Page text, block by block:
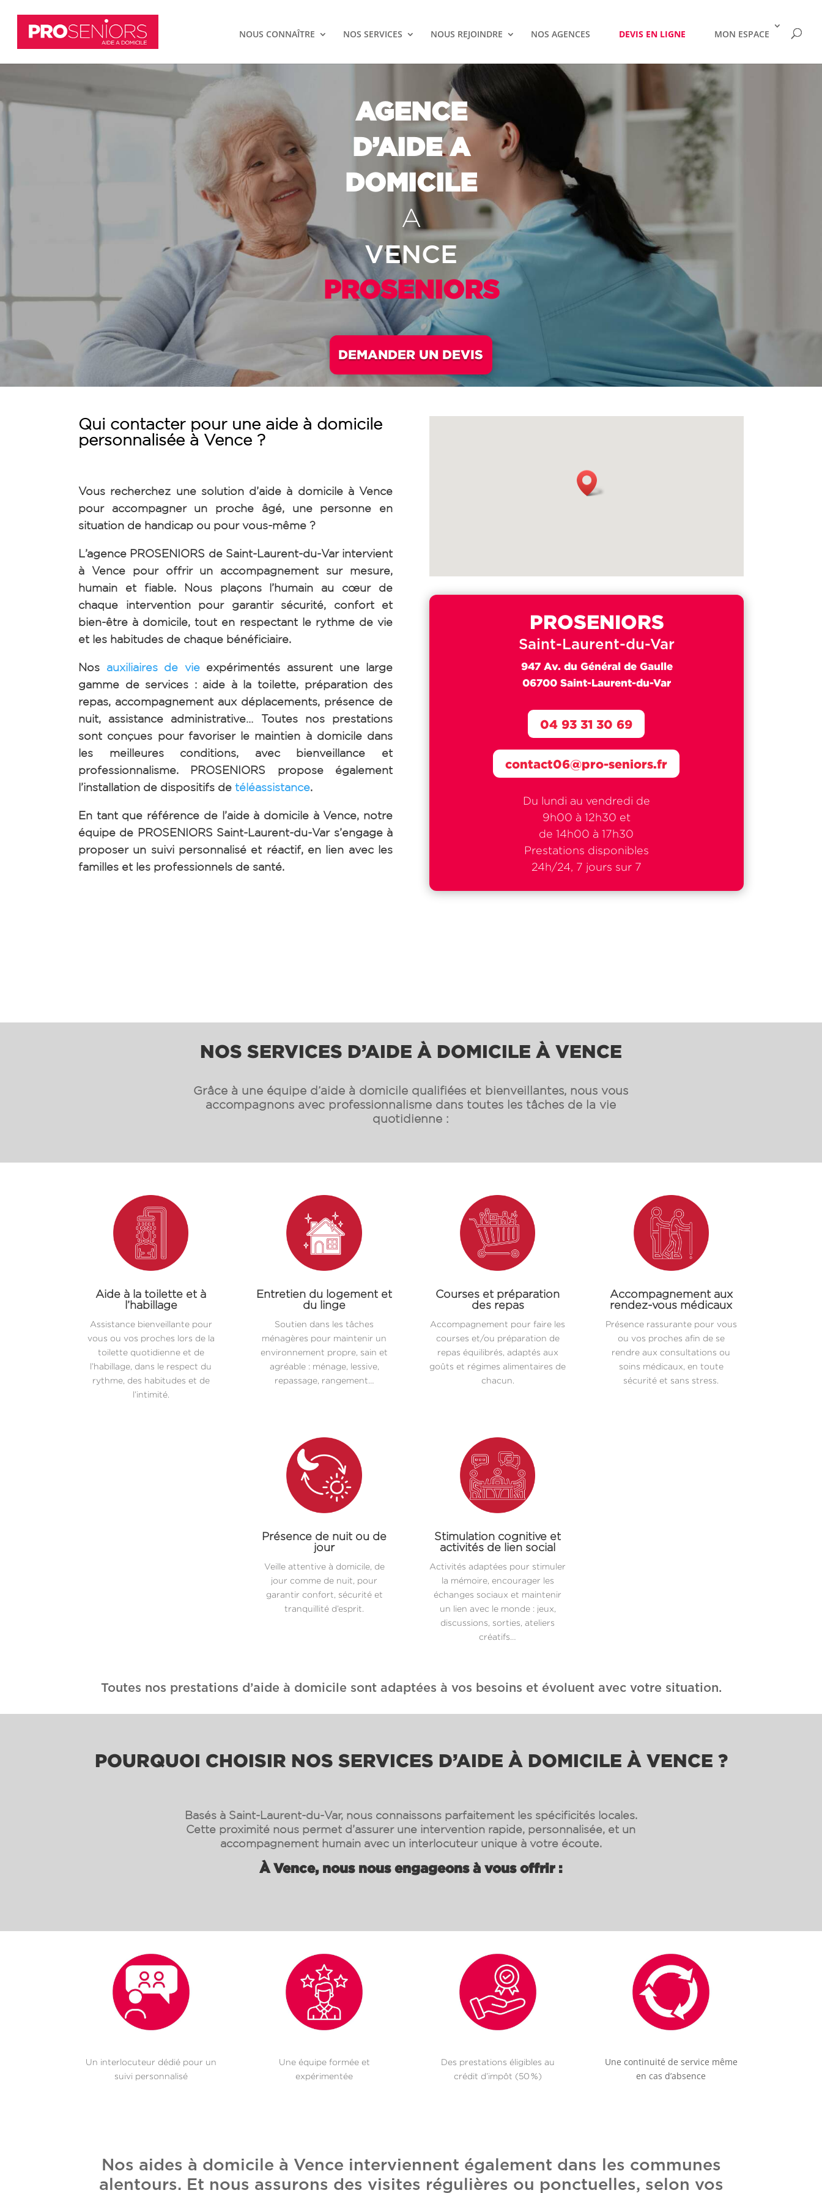
NOUS CONNAÎTRE NOS SERVICES NOUS REJOINDRE NOS AGENCES DEVIS EN LIGNE MON ESPACE
AGENCE
D’AIDE A
DOMICILE
A
VENCE
PROSENIORS
DEMANDER UN DEVIS
Qui contacter pour une aide à domicile
personnalisée à Vence ?
Vous recherchez une solution d’aide à domicile à Vence
pour accompagner un proche âgé, une personne en
situation de handicap ou pour vous-même ?
L’agence PROSENIORS de Saint-Laurent-du-Var intervient
à Vence pour offrir un accompagnement sur mesure,
humain et fiable. Nous plaçons l’humain au cœur de
chaque intervention pour garantir sécurité, confort et
bien-être à domicile, tout en respectant le rythme de vie
et les habitudes de chaque bénéficiaire.
Nos auxiliaires de vieexpérimentés assurent une large
gamme de services : aide à la toilette, préparation des
repas, accompagnement aux déplacements, présence de
nuit, assistance administrative… Toutes nos prestations
sont conçues pour favoriser le maintien à domicile dans
les meilleures conditions, avec bienveillance et
professionnalisme. PROSENIORS propose également
l’installation de dispositifs de téléassistance.
En tant que référence de l’aide à domicile à Vence, notre
équipe de PROSENIORS Saint-Laurent-du-Var s’engage à
proposer un suivi personnalisé et réactif, en lien avec les
familles et les professionnels de santé.
PROSENIORS
Saint-Laurent-du-Var
947 Av. du Général de Gaulle
06700 Saint-Laurent-du-Var
Du lundi au vendredi de
9h00 à 12h30 et
de 14h00 à 17h30
Prestations disponibles
24h/24, 7 jours sur 7
contact06@pro-seniors.fr
04 93 31 30 69
NOS SERVICES D’AIDE À DOMICILE À VENCE
Grâce à une équipe d’aide à domicile qualifiées et bienveillantes, nous vous
accompagnons avec professionnalisme dans toutes les tâches de la vie
quotidienne :
Aide à la toilette et à
l’habillage
Assistance bienveillante pour
vous ou vos proches lors de la
toilette quotidienne et de
l’habillage, dans le respect du
rythme, des habitudes et de
l’intimité.
Entretien du logement et
du linge
Soutien dans les tâches
ménagères pour maintenir un
environnement propre, sain et
agréable : ménage, lessive,
repassage, rangement…
Courses et préparation
des repas
Accompagnement pour faire les
courses et/ou préparation de
repas équilibrés, adaptés aux
goûts et régimes alimentaires de
chacun.
Accompagnement aux
rendez-vous médicaux
Présence rassurante pour vous
ou vos proches afin de se
rendre aux consultations ou
soins médicaux, en toute
sécurité et sans stress.
Présence de nuit ou de
jour
Veille attentive à domicile, de
jour comme de nuit, pour
garantir confort, sécurité et
tranquillité d’esprit.
Stimulation cognitive et
activités de lien social
Activités adaptées pour stimuler
la mémoire, encourager les
échanges sociaux et maintenir
un lien avec le monde : jeux,
discussions, sorties, ateliers
créatifs…
Toutes nos prestations d’aide à domicile sont adaptées à vos besoins et évoluent avec votre situation.
POURQUOI CHOISIR NOS SERVICES D’AIDE À DOMICILE À VENCE ?
Basés à Saint-Laurent-du-Var, nous connaissons parfaitement les spécificités locales.
Cette proximité nous permet d’assurer une intervention rapide, personnalisée, et un
accompagnement humain avec un interlocuteur unique à votre écoute.
À Vence, nous nous engageons à vous offrir :
Un interlocuteur dédié pour un
suivi personnalisé
Une équipe formée et
expérimentée
Des prestations éligibles au
crédit d’impôt (50 %)
Une continuité de service même
en cas d’absence
Nos aides à domicile à Vence interviennent également dans les communes
alentours. Et nous assurons des visites régulières ou ponctuelles, selon vos